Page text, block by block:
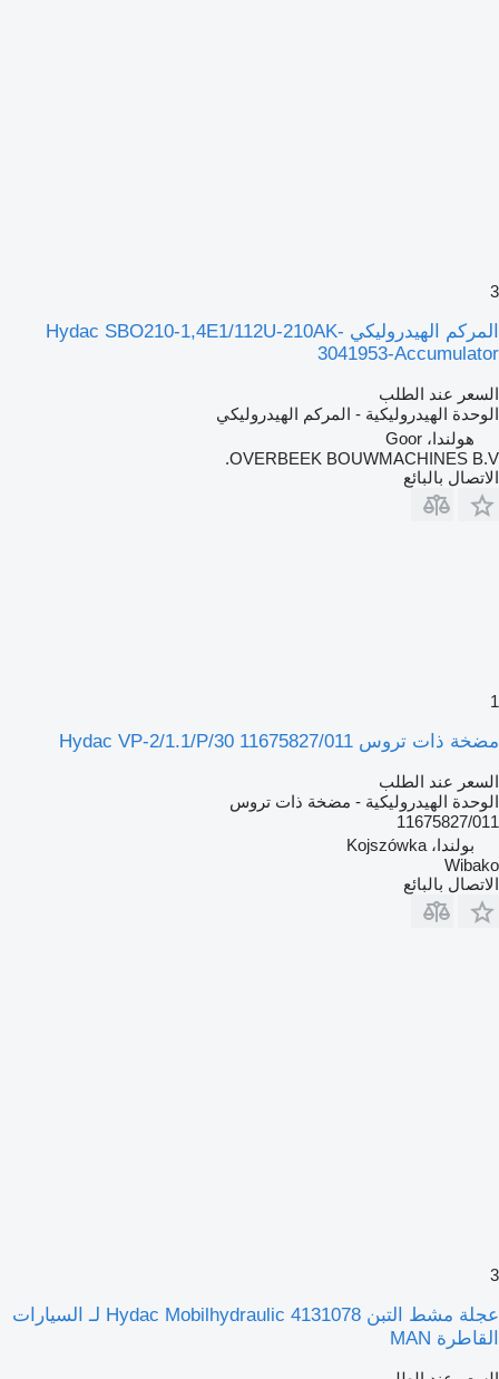
3
المركم الهيدروليكي Hydac SBO210-1,4E1/112U-210AK-
3041953-Accumulator
السعر عند الطلب
الوحدة الهيدروليكية - المركم الهيدروليكي
هولندا، Goor
OVERBEEK BOUWMACHINES B.V.
الاتصال بالبائع
1
مضخة ذات تروس Hydac VP-2/1.1/P/30 11675827/011
السعر عند الطلب
الوحدة الهيدروليكية - مضخة ذات تروس
11675827/011
بولندا، Kojszówka
Wibako
الاتصال بالبائع
3
عجلة مشط التبن Hydac Mobilhydraulic 4131078 لـ السيارات
القاطرة MAN